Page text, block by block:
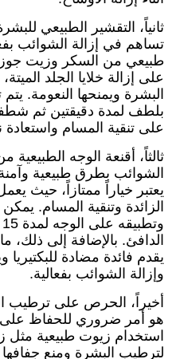
ثانياً، التقشير الطبيعي
تساهم في إزالة الشوائب
طبيعي من السكر وزيت جوز
على إزالة خلايا الجلد
البشرة ويمنحها النعومة.
بلطف لمدة دقيقتين ثم شطفه
على تنقية المسام
ثالثاً، أقنعة الوجه
الشوائب بطرق طبيعية
يعتبر خياراً ممتازاً، حيث
الزائدة وتنقية المسام.
الدافئ. بالإضافة إلى
يقدم فائدة مضادة
وإزالة الشوائب بفعالية.
أخيراً، الحرص على ترطيب
هو أمر ضروري للحفاظ على
استخدام زيوت طبيعية مثل
لترطيب البشرة ومنع